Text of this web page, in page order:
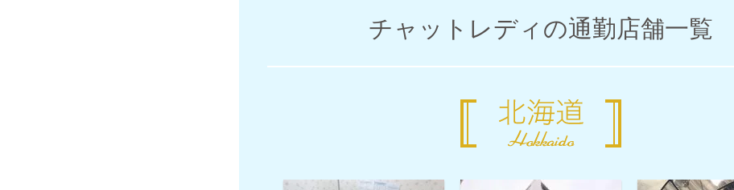
チャットレディの通勤店舗一覧